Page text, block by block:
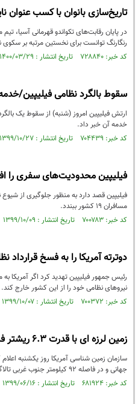
تاریخ‌سازی بانوان با کسب عنوان
در پایان رقابت‌های تکواندو قهرمانی آسیا،
رنگارنگ توانست برای نخستین مرتبه بر سکوی
کد خبر: ۷۲۸۸۴۰ تاریخ انتشار : ۱۴۰۰/۰۳/۲۹
سقوط بالگرد نظامی فیلیپین/
ارتش فیلیپین امروز (شنبه) از سقوط یک
خدمه آن خبر داد.
کد خبر: ۷۰۴۴۳۹ تاریخ انتشار : ۱۳۹۹/۱۰/۲۷
فیلیپین محدودیت‌های سفری را
فیلیپین قصد دارد به منظور جلوگیری از
مسافران ۱۹ کشور ببندد.
کد خبر: ۷۰۰۷۸۳ تاریخ انتشار : ۱۳۹۹/۱۰/۰۹
دوترته آمریکا را به فسخ قرارداد
رئیس جمهور فیلیپین تهدید کرد اگر آمریکا
نیروهای نظامی خود را از این کشور خارج کند.
کد خبر: ۷۰۰۳۷۲ تاریخ انتشار : ۱۳۹۹/۱۰/۰۷
زمین لرزه ای با قدرت ۶.۳ ریشتر فیلیپین را لرزاند
جهانی و در فاصله ۹۲ کیلومتر جنوب غربی تالاگوتونگ...
کد خبر: ۶۸۱۹۲۴ تاریخ انتشار : ۱۳۹۹/۰۶/۱۶